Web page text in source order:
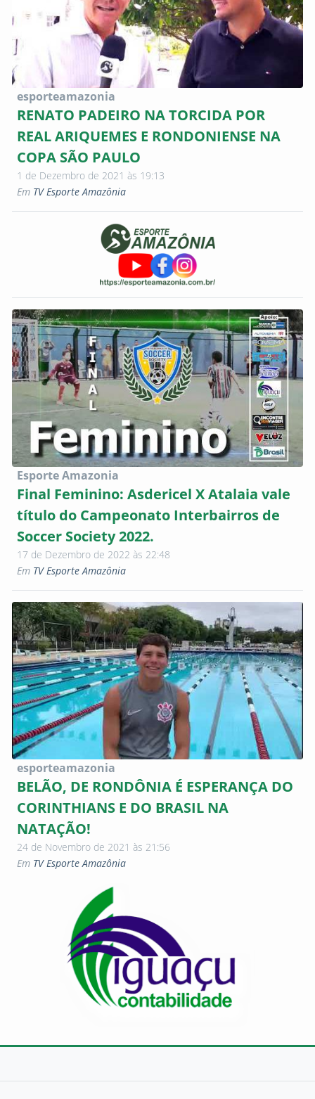
esporteamazonia
RENATO PADEIRO NA TORCIDA POR
REAL ARIQUEMES E RONDONIENSE NA
COPA SÃO PAULO
1 de Dezembro de 2021 às 19:13
Em TV Esporte Amazônia
Esporte Amazonia
Final Feminino: Asdericel X Atalaia vale
título do Campeonato Interbairros de
Soccer Society 2022.
17 de Dezembro de 2022 às 22:48
Em TV Esporte Amazônia
esporteamazonia
BELÃO, DE RONDÔNIA É ESPERANÇA DO
CORINTHIANS E DO BRASIL NA
NATAÇÃO!
24 de Novembro de 2021 às 21:56
Em TV Esporte Amazônia